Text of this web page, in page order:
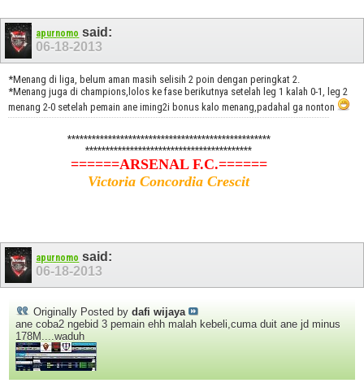
apurnomo said:
06-18-2013
*Menang di liga, belum aman masih selisih 2 poin dengan peringkat 2.
*Menang juga di champions,lolos ke fase berikutnya setelah leg 1 kalah 0-1, leg 2
menang 2-0 setelah pemain ane iming2i bonus kalo menang,padahal ga nonton
**************************************************
*****************************************
======ARSENAL F.C.======
Victoria Concordia Crescit
apurnomo said:
06-18-2013
Originally Posted by dafi wijaya
ane coba2 ngebid 3 pemain ehh malah kebeli,cuma duit ane jd minus
178M....waduh